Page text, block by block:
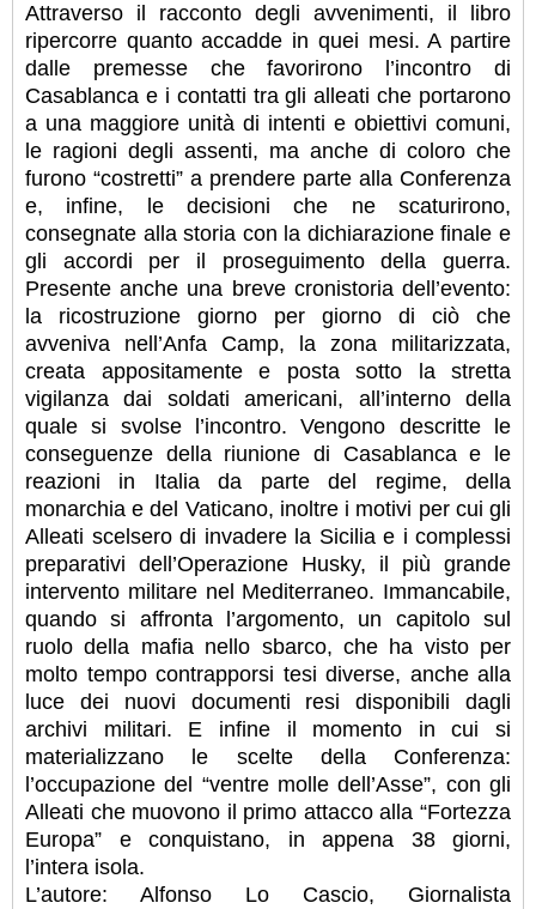
Attraverso il racconto degli avvenimenti, il libro
ripercorre quanto accadde in quei mesi. A partire
dalle premesse che favorirono l’incontro di
Casablanca e i contatti tra gli alleati che portarono
a una maggiore unità di intenti e obiettivi comuni,
le ragioni degli assenti, ma anche di coloro che
furono “costretti” a prendere parte alla Conferenza
e, infine, le decisioni che ne scaturirono,
consegnate alla storia con la dichiarazione finale e
gli accordi per il proseguimento della guerra.
Presente anche una breve cronistoria dell’evento:
la ricostruzione giorno per giorno di ciò che
avveniva nell’Anfa Camp, la zona militarizzata,
creata appositamente e posta sotto la stretta
vigilanza dai soldati americani, all’interno della
quale si svolse l’incontro. Vengono descritte le
conseguenze della riunione di Casablanca e le
reazioni in Italia da parte del regime, della
monarchia e del Vaticano, inoltre i motivi per cui gli
Alleati scelsero di invadere la Sicilia e i complessi
preparativi dell’Operazione Husky, il più grande
intervento militare nel Mediterraneo. Immancabile,
quando si affronta l’argomento, un capitolo sul
ruolo della mafia nello sbarco, che ha visto per
molto tempo contrapporsi tesi diverse, anche alla
luce dei nuovi documenti resi disponibili dagli
archivi militari. E infine il momento in cui si
materializzano le scelte della Conferenza:
l’occupazione del “ventre molle dell’Asse”, con gli
Alleati che muovono il primo attacco alla “Fortezza
Europa” e conquistano, in appena 38 giorni,
l’intera isola.
L’autore: Alfonso Lo Cascio, Giornalista